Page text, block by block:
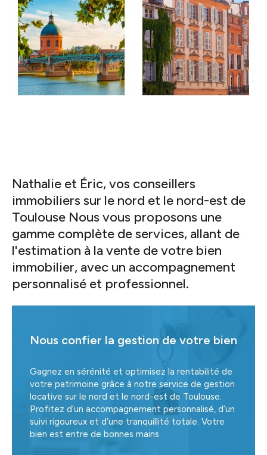
aventure humaine. Chez nous, pas de discours
formaté, juste du conseil franc, du
professionnalisme sans se prendre au sérieux, et
une bonne dose de convivialité. Venez nous
rencontrer ! Située au cœur du village, notre
agence est un véritable lieu d’échange où nous
Nathalie et Éric, vos conseillers
immobiliers sur le nord et le nord-est de
Toulouse Nous vous proposons une
gamme complète de services, allant de
l'estimation à la vente de votre bien
immobilier, avec un accompagnement
personnalisé et professionnel.
Nous confier la gestion de votre bien
Gagnez en sérénité et optimisez la rentabilité de
votre patrimoine grâce à notre service de gestion
locative sur le nord et le nord-est de Toulouse.
Profitez d’un accompagnement personnalisé, d’un
suivi rigoureux et d’une tranquillité totale. Votre
bien est entre de bonnes mains